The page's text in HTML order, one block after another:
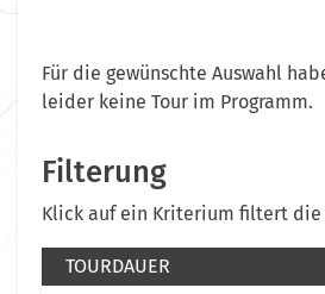
Für die gewünschte Auswahl
leider keine Tour im Programm.
Filterung
Klick auf ein Kriterium filtert die
TOURDAUER